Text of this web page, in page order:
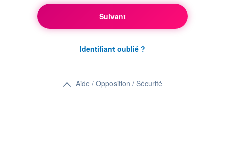
Suivant
Identifiant oublié ?
Aide / Opposition / Sécurité